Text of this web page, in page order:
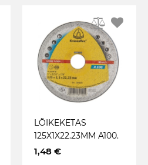
LÕIKEKETAS
125X1X22.23MM A100.
TERAS / METALL /
1,48 €